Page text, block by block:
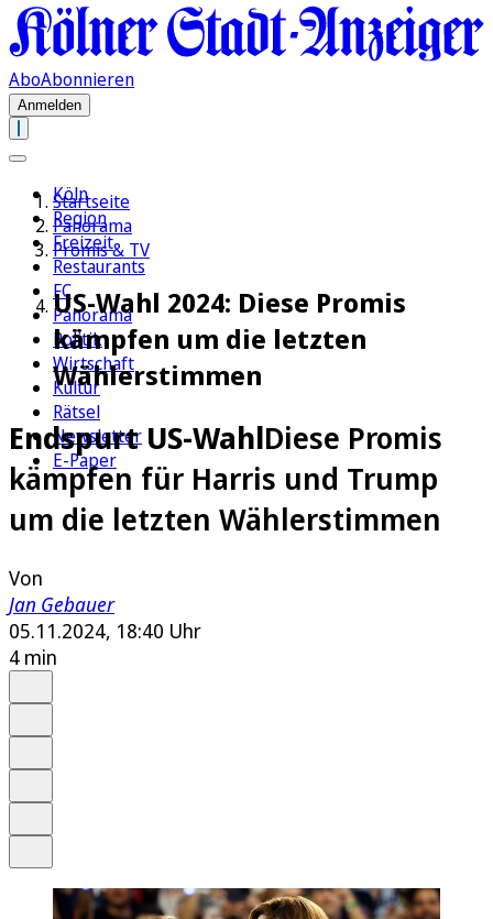
AboAbonnieren
Anmelden
Köln
Region
Freizeit
Restaurants
FC
Panorama
Politik
Wirtschaft
Kultur
Rätsel
Newsletter
E-Paper
Startseite
Panorama
Promis & TV
US-Wahl 2024: Diese Promis
kämpfen um die letzten
Wählerstimmen
Endspurt US-WahlDiese Promis
kämpfen für Harris und Trump
um die letzten Wählerstimmen
Von
Jan Gebauer
05.11.2024, 18:40 Uhr
4 min